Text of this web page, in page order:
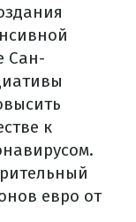
Сан-
к
евро от